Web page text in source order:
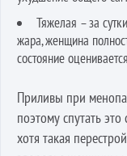
Тяжелая – за
жара, женщина
состояние
Приливы при
поэтому спутать
хотя такая